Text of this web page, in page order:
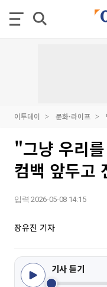
이투데이 문화·라이프
"그냥 우리
컴백 앞두고
입력 2026-05-08 14:15
장유진 기자
기사 듣기